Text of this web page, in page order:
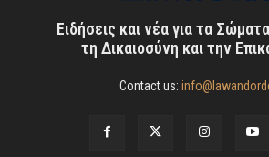
Ειδήσεις και νέα για τα
τη Δικαιοσύνη και την
Contact us: